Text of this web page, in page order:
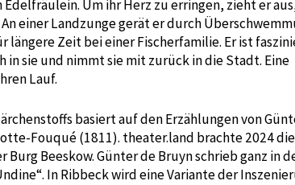
Um ihr Herz zu erringen, zieht er
einer Landzunge gerät er durch
Zeit bei einer Fischerfamilie. Er ist
sie und nimmt sie mit zurück in die Stadt. Eine
Lauf.
basiert auf den Erzählungen von
Fouqué (1811). theater.land brachte 2024 die
Beeskow. Günter de Bruyn schrieb ganz in
In Ribbeck wird eine Variante der